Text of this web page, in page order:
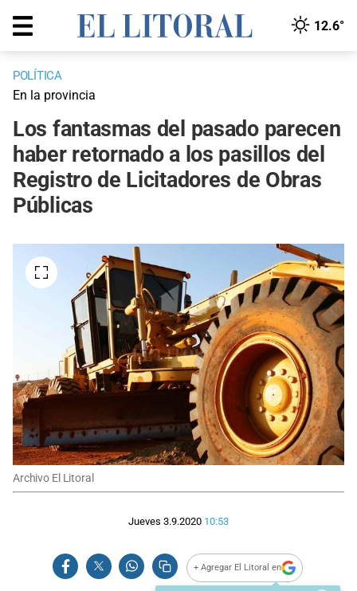
12.6°
POLÍTICA
En la provincia
Los fantasmas del pasado parecen
haber retornado a los pasillos del
Registro de Licitadores de Obras
Públicas
Archivo El Litoral
Jueves 3.9.2020 10:53
+ Agregar El Litoral en